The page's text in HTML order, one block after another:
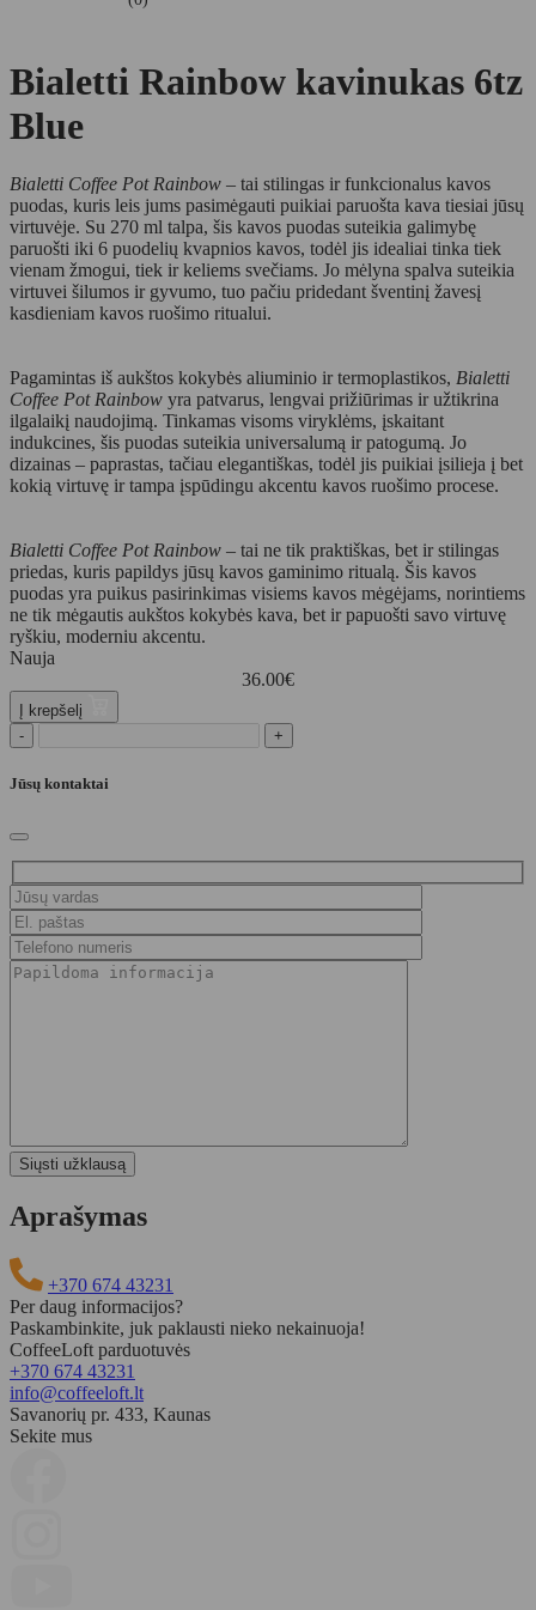
Bialetti Rainbow kavinukas 6tz
Blue
Bialetti Coffee Pot Rainbow – tai stilingas ir funkcionalus kavos
puodas, kuris leis jums pasimėgauti puikiai paruošta kava tiesiai jūsų
virtuvėje. Su 270 ml talpa, šis kavos puodas suteikia galimybę
paruošti iki 6 puodelių kvapnios kavos, todėl jis idealiai tinka tiek
vienam žmogui, tiek ir keliems svečiams. Jo mėlyna spalva suteikia
virtuvei šilumos ir gyvumo, tuo pačiu pridedant šventinį žavesį
kasdieniam kavos ruošimo ritualui.
Pagamintas iš aukštos kokybės aliuminio ir termoplastikos, Bialetti
Coffee Pot Rainbow yra patvarus, lengvai prižiūrimas ir užtikrina
ilgalaikį naudojimą. Tinkamas visoms viryklėms, įskaitant
indukcines, šis puodas suteikia universalumą ir patogumą. Jo
dizainas – paprastas, tačiau elegantiškas, todėl jis puikiai įsilieja į bet
kokią virtuvę ir tampa įspūdingu akcentu kavos ruošimo procese.
Bialetti Coffee Pot Rainbow – tai ne tik praktiškas, bet ir stilingas
priedas, kuris papildys jūsų kavos gaminimo ritualą. Šis kavos
puodas yra puikus pasirinkimas visiems kavos mėgėjams, norintiems
ne tik mėgautis aukštos kokybės kava, bet ir papuošti savo virtuvę
ryškiu, moderniu akcentu.
Nauja
36.00€
Į krepšelį
-
+
Jūsų kontaktai
Aprašymas
+370 674 43231
Per daug informacijos?
Paskambinkite, juk paklausti nieko nekainuoja!
CoffeeLoft parduotuvės
+370 674 43231
info@coffeeloft.lt
Savanorių pr. 433, Kaunas
Sekite mus